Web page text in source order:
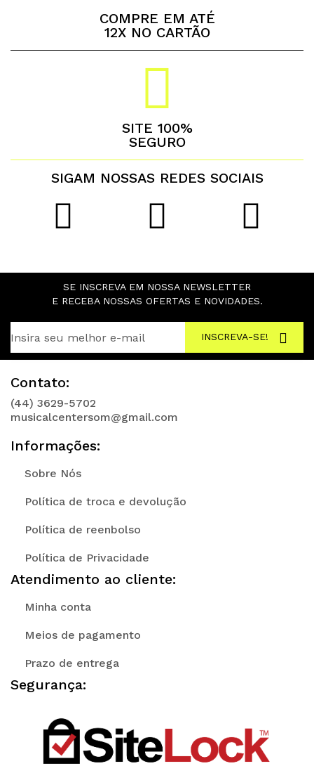
COMPRE EM ATÉ
12X NO CARTÃO
SITE 100%
SEGURO
SIGAM NOSSAS REDES SOCIAIS
SE INSCREVA EM NOSSA NEWSLETTER
E RECEBA NOSSAS OFERTAS E NOVIDADES.
INSCREVA-SE!
Contato:
(44) 3629-5702
musicalcentersom@gmail.com
Informações:
Sobre Nós
Política de troca e devolução
Política de reenbolso
Política de Privacidade
Atendimento ao cliente:
Minha conta
Meios de pagamento
Prazo de entrega
Segurança: